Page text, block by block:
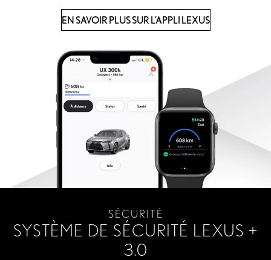
EN SAVOIR PLUS SUR L’APPLI LEXUS
SÉCURITÉ
SYSTÈME DE SÉCURITÉ LEXUS +
3.0